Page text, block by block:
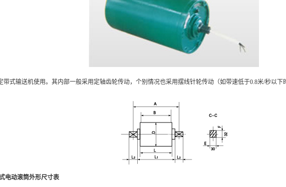
式输送机使用。其内部一般采用定轴齿轮传动，个别情况也采用摆线针轮传动（如带速低于0.8米/秒以下
电动滚筒外形尺寸表